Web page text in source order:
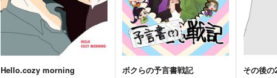
サンプル 作品詳細 サンプル 作品詳細 サン
Hello.cozy morning
ボクらの予言書戦記
その後の